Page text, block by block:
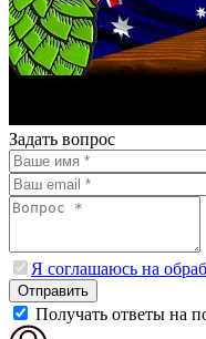
Задать вопрос
Я соглашаюсь на
Отправить
Получать ответы на